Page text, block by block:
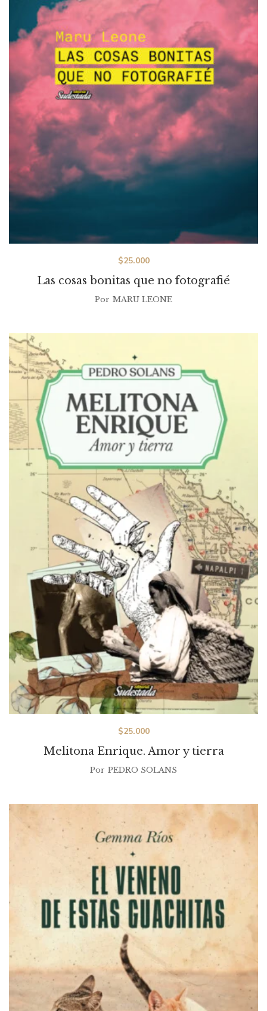
Las cosas bonitas que no fotografié
$25.000
Por MARU LEONE
Melitona Enrique. Amor y tierra
$25.000
Por PEDRO SOLANS